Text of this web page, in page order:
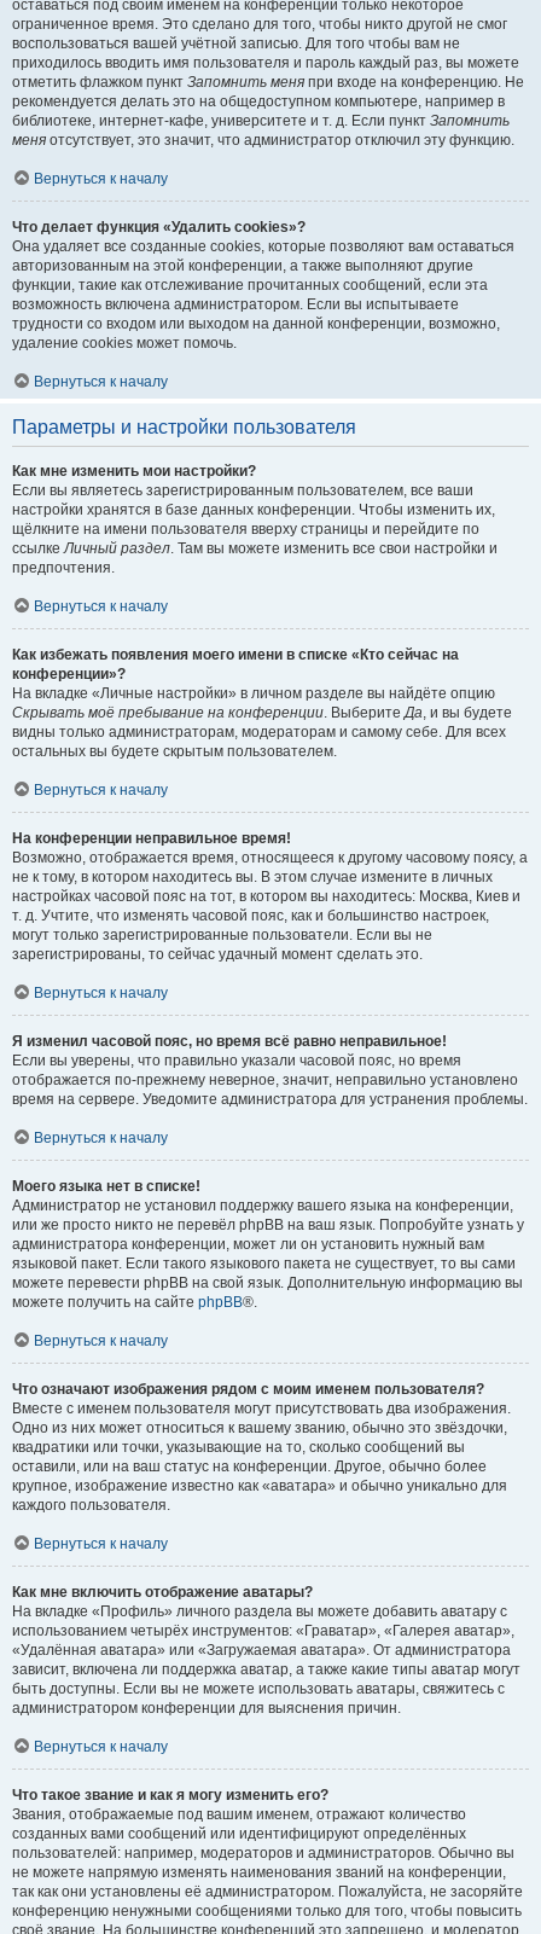
оставаться под своим именем на конференции только некоторое
ограниченное время. Это сделано для того, чтобы никто другой не смог
воспользоваться вашей учётной записью. Для того чтобы вам не
приходилось вводить имя пользователя и пароль каждый раз, вы можете
отметить флажком пункт Запомнить меня при входе на конференцию. Не
рекомендуется делать это на общедоступном компьютере, например в
библиотеке, интернет-кафе, университете и т. д. Если пункт Запомнить
меня отсутствует, это значит, что администратор отключил эту функцию.
Вернуться к началу
Что делает функция «Удалить cookies»?
Она удаляет все созданные cookies, которые позволяют вам оставаться
авторизованным на этой конференции, а также выполняют другие
функции, такие как отслеживание прочитанных сообщений, если эта
возможность включена администратором. Если вы испытываете
трудности со входом или выходом на данной конференции, возможно,
удаление cookies может помочь.
Вернуться к началу
Параметры и настройки пользователя
Как мне изменить мои настройки?
Если вы являетесь зарегистрированным пользователем, все ваши
настройки хранятся в базе данных конференции. Чтобы изменить их,
щёлкните на имени пользователя вверху страницы и перейдите по
ссылкеЛичный раздел. Там вы можете изменить все свои настройки и
предпочтения.
Вернуться к началу
Как избежать появления моего имени в списке «Кто сейчас на
конференции»?
На вкладке «Личные настройки» в личном разделе вы найдёте опцию
Скрывать моё пребывание на конференции. ВыберитеДа, и вы будете
видны только администраторам, модераторам и самому себе. Для всех
остальных вы будете скрытым пользователем.
Вернуться к началу
На конференции неправильное время!
Возможно, отображается время, относящееся к другому часовому поясу, а
не к тому, в котором находитесь вы. В этом случае измените в личных
настройках часовой пояс на тот, в котором вы находитесь: Москва, Киев и
т. д. Учтите, что изменять часовой пояс, как и большинство настроек,
могут только зарегистрированные пользователи. Если вы не
зарегистрированы, то сейчас удачный момент сделать это.
Вернуться к началу
Я изменил часовой пояс, но время всё равно неправильное!
Если вы уверены, что правильно указали часовой пояс, но время
отображается по-прежнему неверное, значит, неправильно установлено
время на сервере. Уведомите администратора для устранения проблемы.
Вернуться к началу
Моего языка нет в списке!
Администратор не установил поддержку вашего языка на конференции,
или же просто никто не перевёл phpBB на ваш язык. Попробуйте узнать у
администратора конференции, может ли он установить нужный вам
языковой пакет. Если такого языкового пакета не существует, то вы сами
можете перевести phpBB на свой язык. Дополнительную информацию вы
можете получить на сайте phpBB®.
Вернуться к началу
Что означают изображения рядом с моим именем пользователя?
Вместе с именем пользователя могут присутствовать два изображения.
Одно из них может относиться к вашему званию, обычно это звёздочки,
квадратики или точки, указывающие на то, сколько сообщений вы
оставили, или на ваш статус на конференции. Другое, обычно более
крупное, изображение известно как «аватара» и обычно уникально для
каждого пользователя.
Вернуться к началу
Как мне включить отображение аватары?
На вкладке «Профиль» личного раздела вы можете добавить аватару с
использованием четырёх инструментов: «Граватар», «Галерея аватар»,
«Удалённая аватара» или «Загружаемая аватара». От администратора
зависит, включена ли поддержка аватар, а также какие типы аватар могут
быть доступны. Если вы не можете использовать аватары, свяжитесь с
администратором конференции для выяснения причин.
Вернуться к началу
Что такое звание и как я могу изменить его?
Звания, отображаемые под вашим именем, отражают количество
созданных вами сообщений или идентифицируют определённых
пользователей: например, модераторов и администраторов. Обычно вы
не можете напрямую изменять наименования званий на конференции,
так как они установлены её администратором. Пожалуйста, не засоряйте
конференцию ненужными сообщениями только для того, чтобы повысить
своё звание. На большинстве конференций это запрещено, и модератор